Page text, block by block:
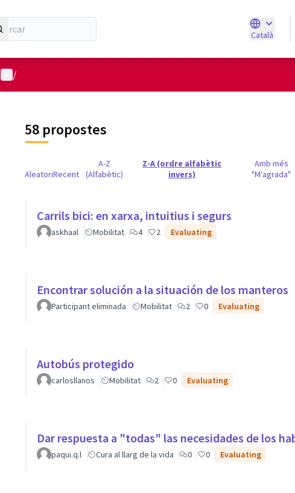
Català
Triar la
Menú d'usuari
/
58 propostes
AleatoriRecent
A-Z
(Alfabètic)
Z-A (ordre alfabètic
invers)
Amb més
"M'agrada"
Carrils bici: en xarxa, intuitius i segurs
askhaal Mobilitat 4 2 Evaluating
Encontrar solución a la situación de los manteros
Participant eliminada Mobilitat 2 0 Evaluating
Autobús protegido
carlosllanos Mobilitat 2 0 Evaluating
Dar respuesta a "todas" las necesidades de los
paqui.q.l Cura al llarg de la vida 0 0 Evaluating